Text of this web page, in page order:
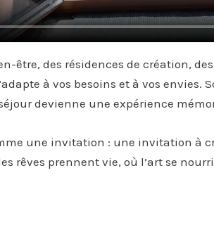
être, des résidences de création,
à vos besoins et à vos
devienne une expérience
une invitation : une invitation à
rêves prennent vie, où l’art se